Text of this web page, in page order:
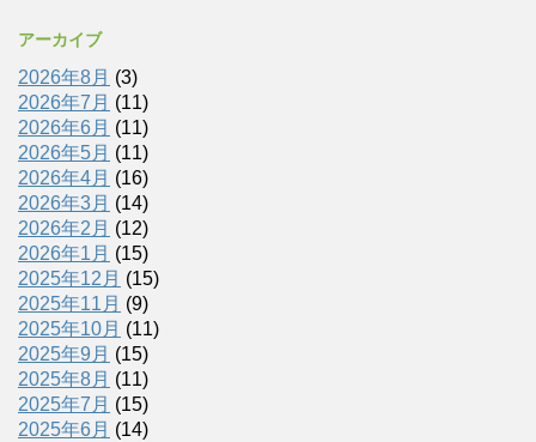
アーカイブ
2026年8月 (3)
2026年7月 (11)
2026年6月 (11)
2026年5月 (11)
2026年4月 (16)
2026年3月 (14)
2026年2月 (12)
2026年1月 (15)
2025年12月 (15)
2025年11月 (9)
2025年10月 (11)
2025年9月 (15)
2025年8月 (11)
2025年7月 (15)
2025年6月 (14)